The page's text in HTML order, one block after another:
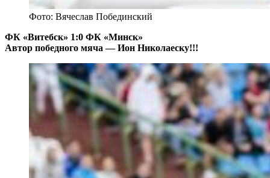
Фото: Вячеслав Побединский
ФК «Витебск» 1:0 ФК «Минск»
Автор победного мяча — Ион Николаеску!!!